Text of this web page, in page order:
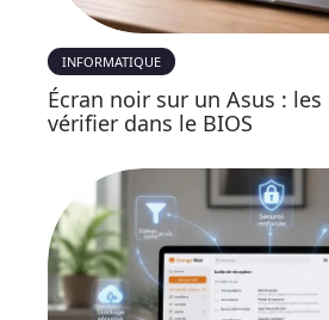
INFORMATIQUE
Écran noir sur un Asus :
vérifier dans le BIOS